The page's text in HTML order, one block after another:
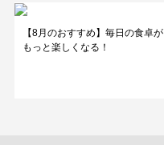
【8月のおすすめ】毎日の食卓が
もっと楽しくなる！